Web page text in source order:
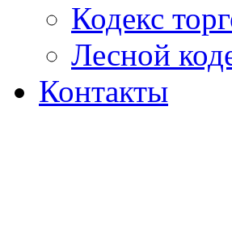
Кодекс
Лесной
Контакты